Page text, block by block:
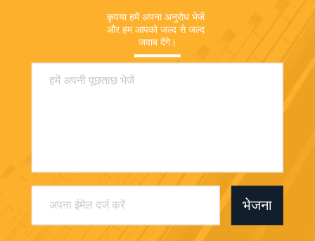
कृपया हमें अपना अनुरोध भेजें
और हम आपको जल्द से जल्द
जवाब देंगे।
भेजना